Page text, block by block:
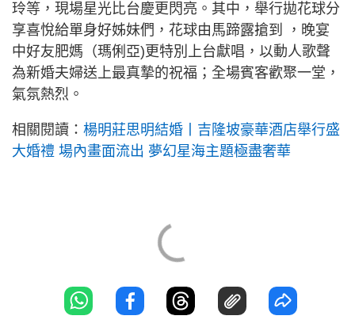
玲等，現場星光比台慶更閃亮。其中，舉行拋花球分
享喜悅給單身好姊妹們，花球由馬蹄露搶到 ，晚宴
中好友肥媽（瑪俐亞)更特別上台獻唱，以動人歌聲
為新婚夫婦送上最真摯的祝福；全場賓客歡聚一堂，
氣氛熱烈。
相關閱讀： 楊明莊思明結婚丨吉隆坡豪華酒店舉行盛
大婚禮 場內畫面流出 夢幻星海主題極盡奢華